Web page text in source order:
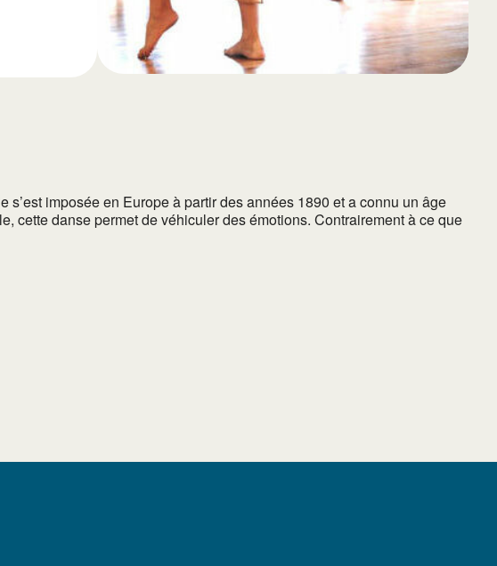
imposée en Europe à partir des années 1890 et a connu un âge
cette danse permet de véhiculer des émotions. Contrairement à ce que